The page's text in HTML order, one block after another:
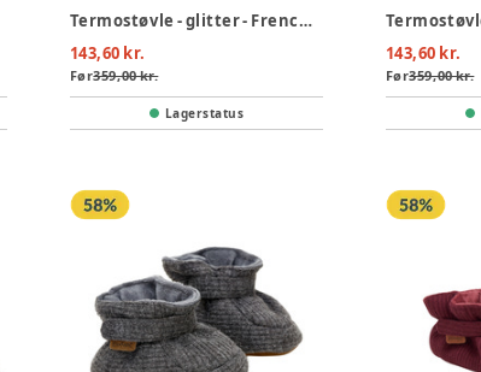
Termostøvle - glitter - French roast
143,60 kr.
Før359,00 kr.
Lagerstatus
143,60 kr.
Før359,00 kr.